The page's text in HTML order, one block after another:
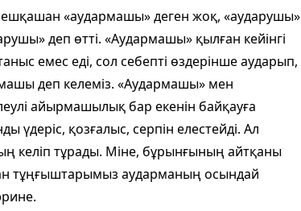
«аудармашы» деген жоқ, «аударушы»
деп өтті. «Аудармашы» қылған кейінгі
емес еді, сол себепті өздерінше аударып,
деп келеміз. «Аудармашы» мен
айырмашылық бар екенін байқауға
қозғалыс, серпін елестейді. Ал
келіп тұрады. Міне, бұрынғының айтқаны
тұңғыштарымыз аударманың осындай